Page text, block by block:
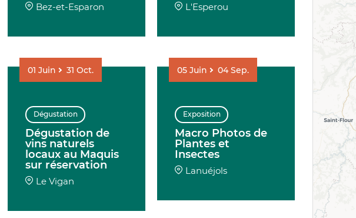
Bez-et-Esparon L'Esperou
Dégustation
Dégustation de
vins naturels
locaux au Maquis
sur réservation
Le Vigan
01 Juin 31 Oct.
Exposition
Macro Photos de
Plantes et
Insectes
Lanuéjols
05 Juin 04 Sep.